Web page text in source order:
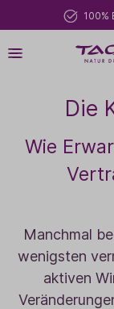
100%
Die
Wie
Manchmal
wenigsten
aktiven